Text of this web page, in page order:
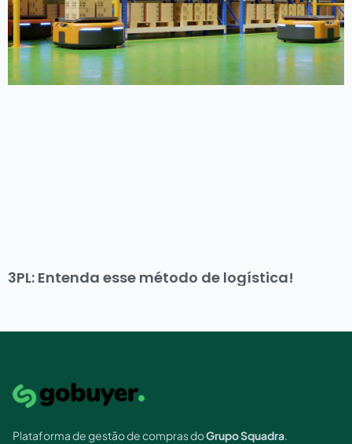
3PL: Entenda esse método de logística!
Plataforma de gestão de compras doGrupo Squadra.